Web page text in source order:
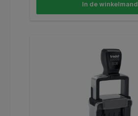
In de winkelmand